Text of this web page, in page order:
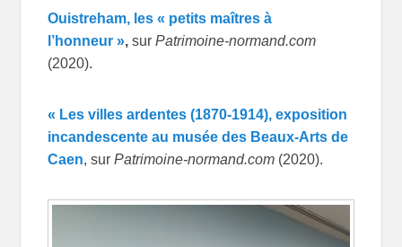
Ouistreham, les « petits maîtres à
l’honneur », surPatrimoine-normand.com
(2020).
« Les villes ardentes (1870-1914), exposition
incandescente au musée des Beaux-Arts de
Caen, surPatrimoine-normand.com (2020).